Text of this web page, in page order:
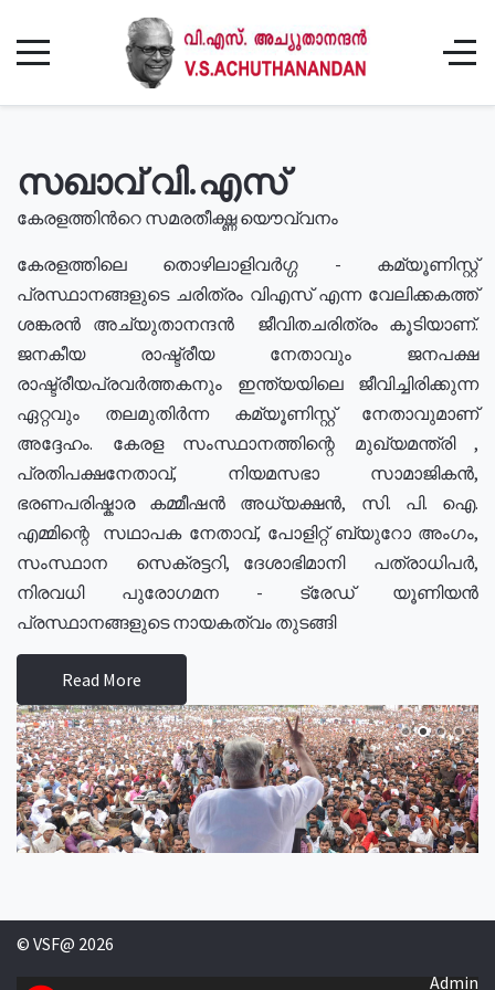
സഖാവ് വി.എസ്
കേരളത്തിൻറെ സമരതീക്ഷ്ണ യൌവ്വനം
കേരളത്തിലെ തൊഴിലാളിവർഗ്ഗ - കമ്യൂണിസ്റ്റ്
പ്രസ്ഥാനങ്ങളുടെ ചരിത്രം വിഎസ് എന്ന വേലിക്കകത്ത്
ശങ്കരൻ അച്യുതാനന്ദൻ ജീവിതചരിത്രം കൂടിയാണ്.
ജനകീയ രാഷ്ട്രീയ നേതാവും ജനപക്ഷ
രാഷ്ട്രീയപ്രവർത്തകനും ഇന്ത്യയിലെ ജീവിച്ചിരിക്കുന്ന
ഏറ്റവും തലമുതിർന്ന കമ്യൂണിസ്റ്റ് നേതാവുമാണ്
അദ്ദേഹം. കേരള സംസ്ഥാനത്തിന്റെ മുഖ്യമന്ത്രി ,
പ്രതിപക്ഷനേതാവ്, നിയമസഭാ സാമാജികൻ,
ഭരണപരിഷ്കാര കമ്മീഷൻ അധ്യക്ഷൻ, സി. പി. ഐ.
എമ്മിന്റെ സഥാപക നേതാവ്, പോളിറ്റ് ബ്യുറോ അംഗം,
സംസ്ഥാന സെക്രട്ടറി, ദേശാഭിമാനി പത്രാധിപർ,
നിരവധി പുരോഗമന - ട്രേഡ് യൂണിയൻ
പ്രസ്ഥാനങ്ങളുടെ നായകത്വം തുടങ്ങി
Read More
© VSF@ 2026
Admin